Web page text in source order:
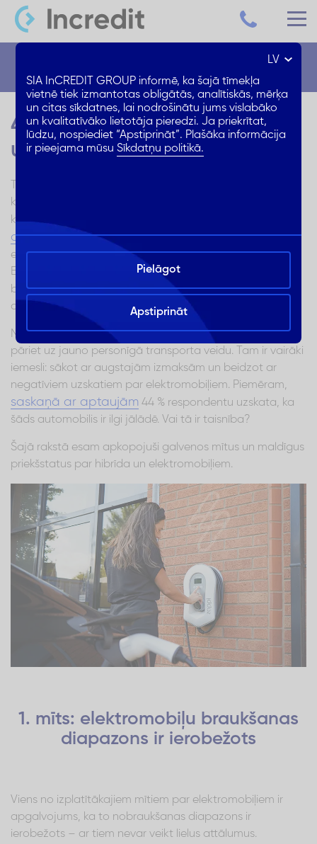
4 mīti par elektromobiļiem
un hibrīdautomobiļiem
kļūst arvien stingrāki, hibrīda un elektriskie automobiļi
kļūst arvien populārāki sabiedrībā. Saskaņā
datiem2023. gada pirmajos sešos mēnešos vien
elektrisko automobiļu skaits ir palielinājies par 33%.
Ekoloģiskā transporta popularitāti veicina ne tikai likumi,
bet arīvalsts atbalstsšādu automobiļu iegādei, kā arī
attīstītā infrastruktūra.
Neraugoties uz to, daudzi iedzīvotāji joprojām atsakās
pāriet uz jauno personīgā transporta veidu. Tam ir vairāki
iemesli: sākot ar augstajām izmaksām un beidzot ar
negatīviem uzskatiem par elektromobiļiem. Piemēram,
saskaņā ar aptaujām 44 % respondentu uzskata, ka
šāds automobilis ir ilgi jālādē. Vai tā ir taisnība?
Šajā rakstā esam apkopojuši galvenos mītus un maldīgus
priekšstatus par hibrīda un elektromobiļiem.
1. mīts: elektromobiļu braukšanas
diapazons ir ierobežots
Viens no izplatītākajiem mītiem par elektromobiļiem ir
apgalvojums, ka to nobraukšanas diapazons ir
ierobežots – ar tiem nevar veikt lielus attālumus.
LV
SIA InCREDIT GROUP informē, ka šajā tīmekļa
vietnē tiek izmantotas obligātās, analītiskās, mērķa
un citas sīkdatnes, lai nodrošinātu jums vislabāko
un kvalitatīvāko lietotāja pieredzi. Ja priekrītat,
lūdzu, nospiediet “Apstiprināt”. Plašāka informācija
ir pieejama mūsuSīkdatņu politikā.
Pielāgot
Apstiprināt